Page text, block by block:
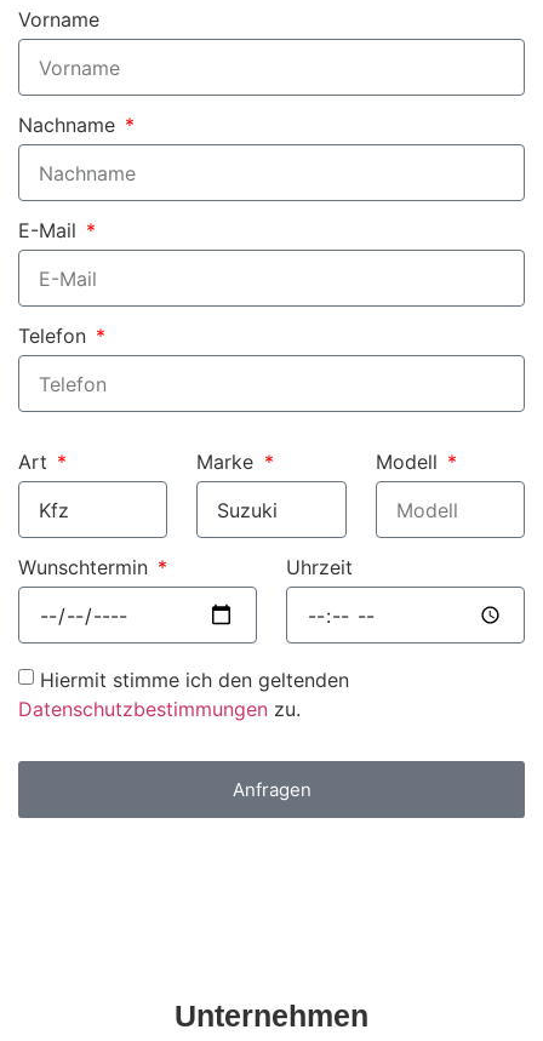
Vorname
Nachname
E-Mail
Telefon
Art Marke Modell
Wunschtermin Uhrzeit
Hiermit stimme ich den geltenden
Datenschutzbestimmungen zu.
Anfragen
Unternehmen